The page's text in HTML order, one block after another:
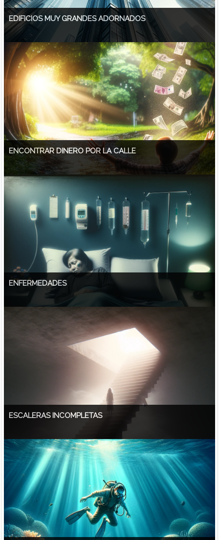
EDIFICIOS MUY GRANDES ADORNADOS
ENCONTRAR DINERO POR LA CALLE
ENFERMEDADES
ESCALERAS INCOMPLETAS